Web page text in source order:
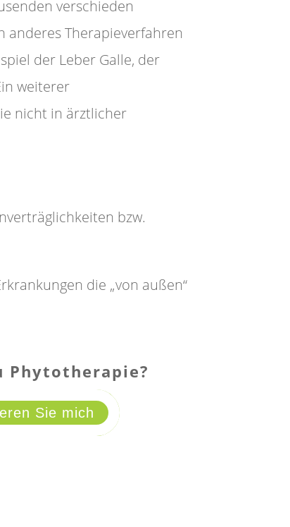
verschieden
anderes Therapieverfahren
der Leber Galle, der
weiterer
nicht in ärztlicher
bzw.
die „von außen“
Phytotherapie?
Sie mich